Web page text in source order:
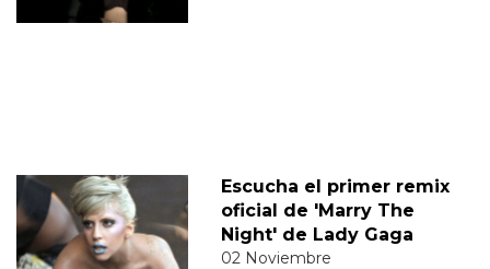
Escucha el primer remix
oficial de 'Marry The
Night' de Lady Gaga
02 Noviembre